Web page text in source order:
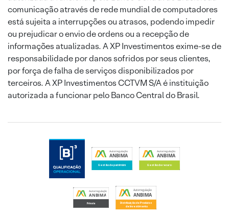
comunicação através de rede mundial de computadores
está sujeita a interrupções ou atrasos, podendo impedir
ou prejudicar o envio de ordens ou a recepção de
informações atualizadas. A XP Investimentos exime-se de
responsabilidade por danos sofridos por seus clientes,
por força de falha de serviços disponibilizados por
terceiros. A XP Investimentos CCTVM S/A é instituição
autorizada a funcionar pelo Banco Central do Brasil.